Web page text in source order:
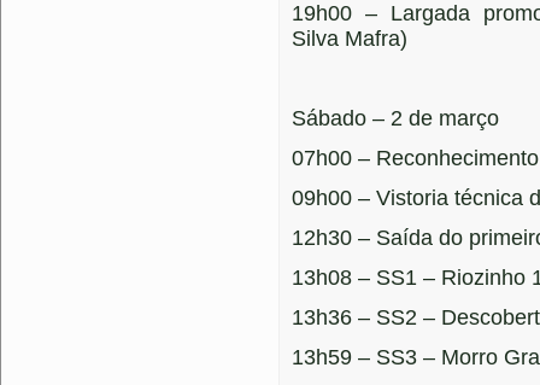
19h00 – Largada
Silva Mafra)
Sábado – 2 de março
07h00 –
09h00 – Vistoria técnica
12h30 – Saída do
13h08 – SS1 – Riozinho
13h36 – SS2 –
13h59 – SS3 – Morro